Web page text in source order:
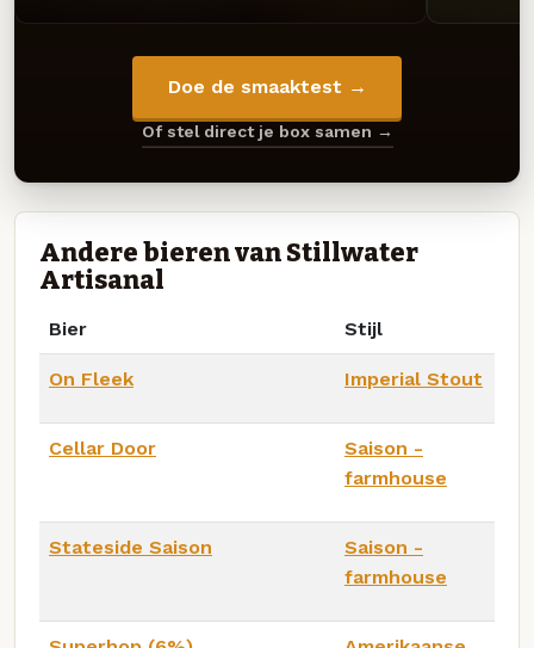
Doe de smaaktest →
Of stel direct je box samen →
Andere bieren van Stillwater
Artisanal
Bier Stijl
On Fleek Imperial Stout
Cellar Door
Saison -
farmhouse
Stateside Saison
Saison -
farmhouse